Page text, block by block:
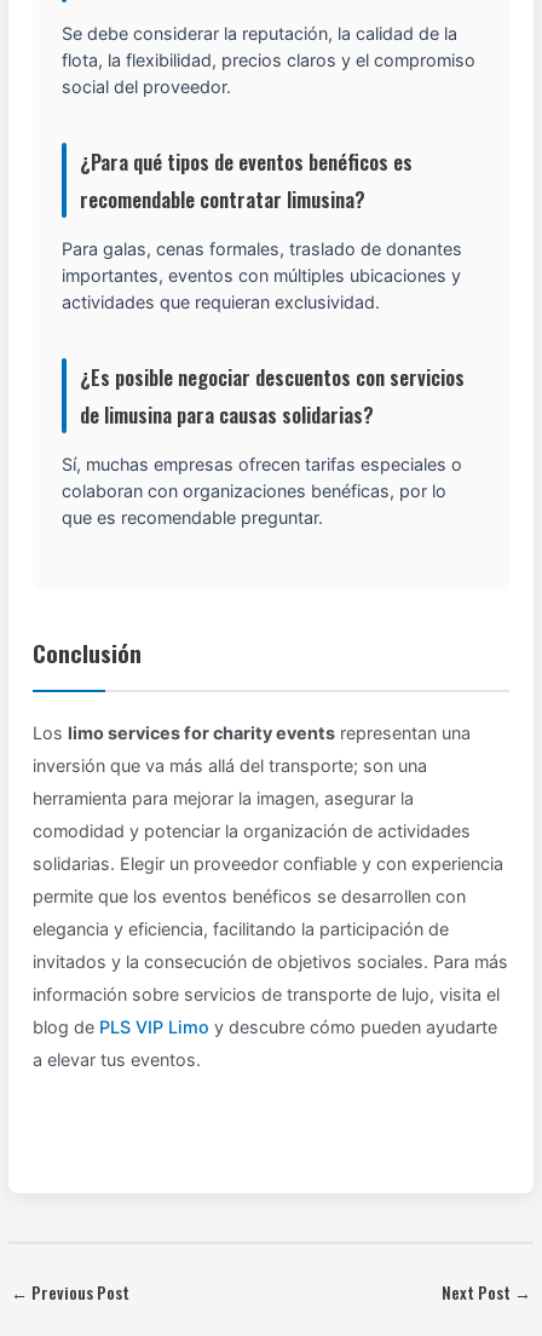
Se debe considerar la reputación, la calidad de la
flota, la flexibilidad, precios claros y el compromiso
social del proveedor.
¿Para qué tipos de eventos benéficos es
recomendable contratar limusina?
Para galas, cenas formales, traslado de donantes
importantes, eventos con múltiples ubicaciones y
actividades que requieran exclusividad.
¿Es posible negociar descuentos con servicios
de limusina para causas solidarias?
Sí, muchas empresas ofrecen tarifas especiales o
colaboran con organizaciones benéficas, por lo
que es recomendable preguntar.
Conclusión
Los limo services for charity events representan una
inversión que va más allá del transporte; son una
herramienta para mejorar la imagen, asegurar la
comodidad y potenciar la organización de actividades
solidarias. Elegir un proveedor confiable y con experiencia
permite que los eventos benéficos se desarrollen con
elegancia y eficiencia, facilitando la participación de
invitados y la consecución de objetivos sociales. Para más
información sobre servicios de transporte de lujo, visita el
blog de PLS VIP Limo y descubre cómo pueden ayudarte
a elevar tus eventos.
← Previous Post Next Post →